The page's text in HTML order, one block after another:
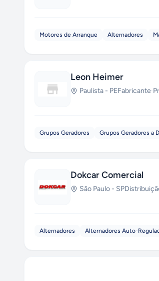
Motores de Arranque Alternadores
Leon Heimer
Paulista - PEFabricante·
Grupos Geradores Grupos Geradores a
Dokcar Comercial
São Paulo - SP
Alternadores Alternadores Auto-